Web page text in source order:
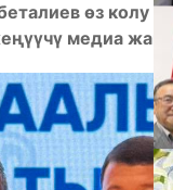
өз колу
медиа